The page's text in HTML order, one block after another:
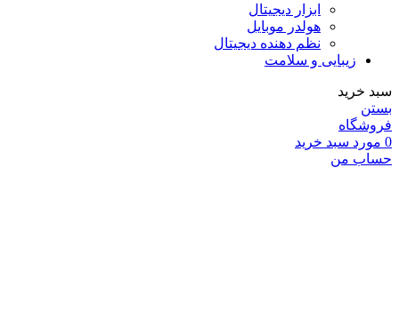
ابزار دیجیتال
هولدر موبایل
نظم دهنده دیجیتال
زیبایی و سلامت
سبد خرید
بستن
فروشگاه
0 مورد سبد خرید
حساب من